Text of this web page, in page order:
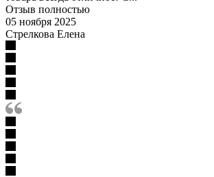
Отзыв полностью
05 ноября 2025
Стрелкова Елена